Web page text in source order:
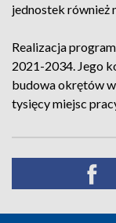
jednostek również
Realizacja
2021-2034. Jego
budowa okrętów
tysięcy miejsc